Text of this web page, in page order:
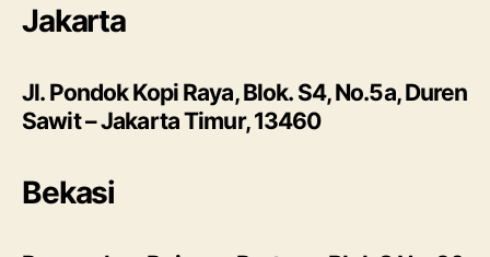
Jakarta
Jl. Pondok Kopi Raya, Blok. S4, No.5a, Duren
Sawit – Jakarta Timur, 13460
Bekasi